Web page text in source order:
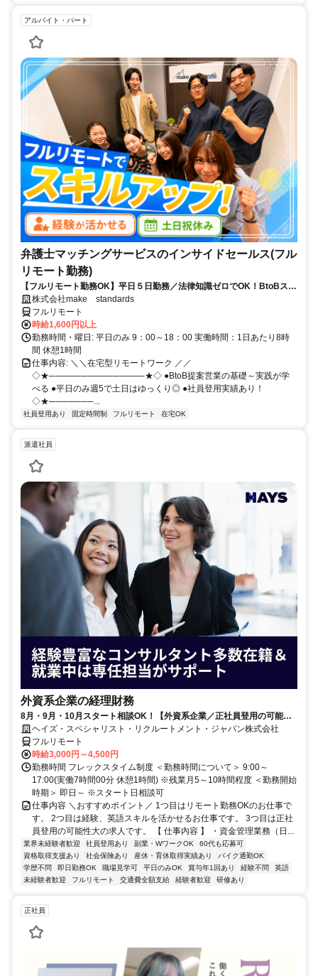
アルバイト・パート
弁護士マッチングサービスのインサイドセールス(フル
リモート勤務)
【フルリモート勤務OK】平日５日勤務／法律知識ゼロでOK！BtoBスキ
ルが身につく営業職
株式会社make standards
フルリモート
時給1,600円以上
勤務時間・曜日: 平日のみ 9：00～18：00 実働時間：1日あたり8時
間 休憩1時間
仕事内容: ＼＼在宅型リモートワーク ／／
◇★───────────────★◇ ●BtoB提案営業の基礎～実践が学
べる ●平日のみ週5で土日はゆっくり◎ ●社員登用実績あり！
◇★───────...
社員登用あり 固定時間制 フルリモート 在宅OK
派遣社員
外資系企業の経理財務
8月・9月・10月スタート相談OK！【外資系企業／正社員登用の可能性
大／700万～800万／リモート勤務OK】経理財務
ヘイズ・スペシャリスト・リクルートメント・ジャパン株式会社
フルリモート
時給3,000円～4,500円
勤務時間 フレックスタイム制度 ＜勤務時間について＞ 9:00～
17:00(実働7時間00分 休憩1時間) ※残業月5～10時間程度 ＜勤務開始
時期＞ 即日～ ※スタート日相談可
仕事内容 ＼おすすめポイント／ 1つ目はリモート勤務OKのお仕事で
す。 2つ目は経験、英語スキルを活かせるお仕事です。 3つ目は正社
員登用の可能性大の求人です。 【 仕事内容 】 ・資金管理業務（日...
業界未経験者歓迎 社員登用あり 副業・WワークOK
60代も応募可
資格取得支援あり
社会保険あり 産休・育休取得実績あり
バイク通勤OK
学歴不問
即日勤務OK 職場見学可 平日のみOK 賞与年1回あり 経験不問
英語
未経験者歓迎
フルリモート 交通費全額支給 経験者歓迎 研修あり
正社員